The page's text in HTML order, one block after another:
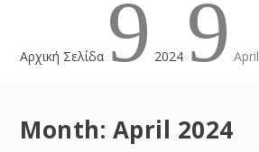
Αρχική Σελίδα 9 2024 9 April
Month: April 2024